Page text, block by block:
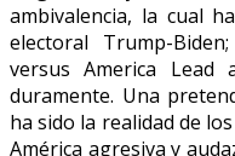
ambivalencia, la cual
electoral Trump-
versus America Lead
duramente. Una
ha sido la realidad de
América agresiva y